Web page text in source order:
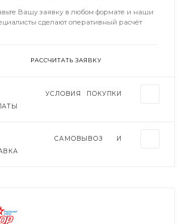
Вашу заявку в любом формате и наши
сделают оперативный расчёт
РАССЧИТАТЬ ЗАЯВКУ
УСЛОВИЯ ПОКУПКИ
САМОВЫВОЗ И